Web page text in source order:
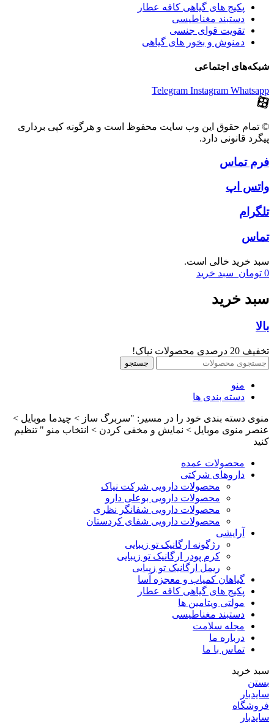
پکیج های گیاهی کافه عطار
دستبند مغناطیسی
تقویت قوای جنسی
دمنوش و بخور های گیاهی
شبکه‌های اجتماعی
Telegram Instagram Whatsapp
© تمام حقوق این وب سایت محفوظ است و هرگونه کپی برداری
پیگرد قانونی دارد.
فرم تماس
واتس اپ
تلگرام
تماس
سبد خرید خالی است.
0 تومان سبد خرید
سبد خرید
بالا
تخفیف 20 درصدی محصولات نیاک!
جستجو
منو
دسته بندی ها
منوی دسته بندی خود را در مسیر: "سربرگ ساز > چیدما موبایل >
عنصر منوی موبایل > نمایش و مخفی کردن > انتخاب منو " تنظیم
کنید
محصولات عمده
داروهای شرکتی
محصولات دارویی شرکت نیاک
محصولات دارویی بوعلی دارو
محصولات دارویی شفانگر نظری
محصولات دارویی شفای کردستان
آرایشی
رژگونه ارگانیک تو زیبایی
کرم پودر ارگانیک تو زیبایی
ریمل ارگانیک تو زیبایی
گیاهان کمیاب و معجزه آسا
پکیج های گیاهی کافه عطار
مولتی ویتامین ها
دستبند مغناطیسی
مجله سلامت
درباره ما
تماس با ما
سبد خرید
بستن
سایدبار
فروشگاه
سایدبار